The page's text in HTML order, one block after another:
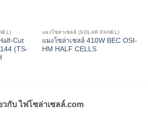
Cut
(TS-
แผงโซล่าเซลล์ (SOLAR PANEL)
แผงโซล่าเซลล์ 410W BEC OSI-
HM HALF CELLS
วกับ ไฟโซล่าเซลล์.com